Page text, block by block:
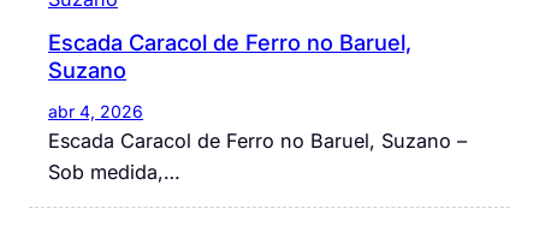
Escada Caracol de Ferro no Baruel,
Suzano
abr 4, 2026
Escada Caracol de Ferro no Baruel, Suzano –
Sob medida,…